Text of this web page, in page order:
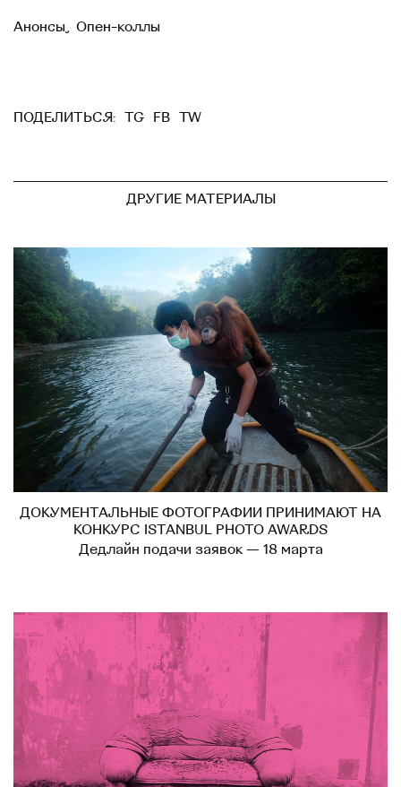
Анонсы, Опен-коллы
ПОДЕЛИТЬСЯ: TG FB TW
ДРУГИЕ МАТЕРИАЛЫ
ДОКУМЕНТАЛЬНЫЕ ФОТОГРАФИИ ПРИНИМАЮТ НА
КОНКУРС ISTANBUL PHOTO AWARDS
Дедлайн подачи заявок — 18 марта